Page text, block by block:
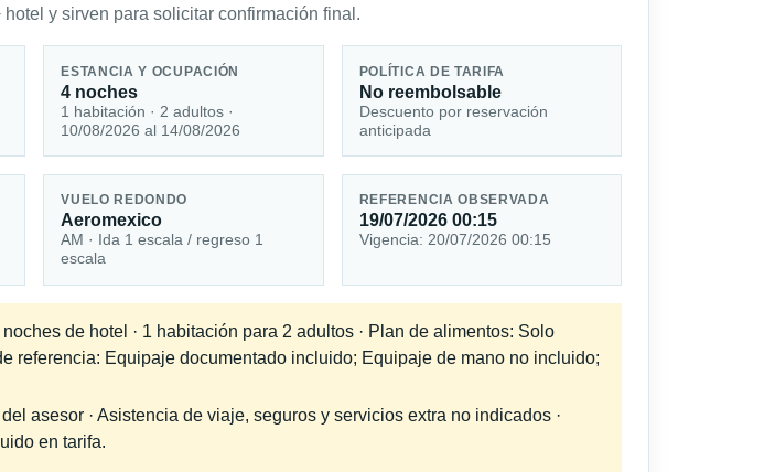
y sirven para solicitar confirmación final.
ESTANCIA Y OCUPACIÓN
4 noches
1 habitación · 2 adultos ·
10/08/2026 al 14/08/2026
POLÍTICA DE TARIFA
No reembolsable
Descuento por reservación
anticipada
VUELO REDONDO
Aeromexico
AM · Ida 1 escala / regreso 1
escala
REFERENCIA OBSERVADA
19/07/2026 00:15
Vigencia: 20/07/2026 00:15
de hotel · 1 habitación para 2 adultos · Plan de alimentos: Solo
referencia: Equipaje documentado incluido; Equipaje de mano no incluido;
asesor · Asistencia de viaje, seguros y servicios extra no indicados ·
en tarifa.